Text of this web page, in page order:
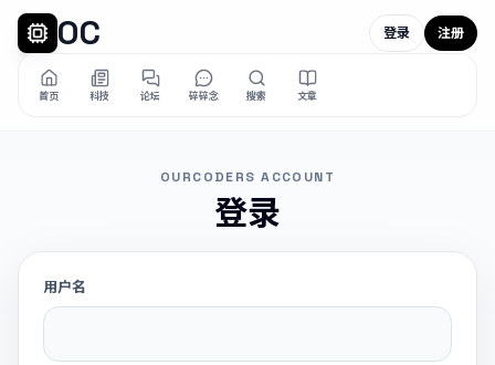
OC
首页 科技 论坛 碎碎念 搜索 文章
登录 注册
OURCODERS ACCOUNT
登录
用户名